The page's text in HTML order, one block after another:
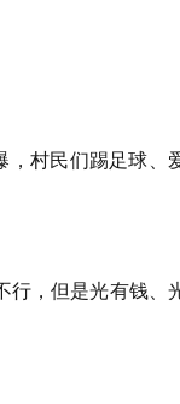
村民们踢足球、
，但是光有钱、